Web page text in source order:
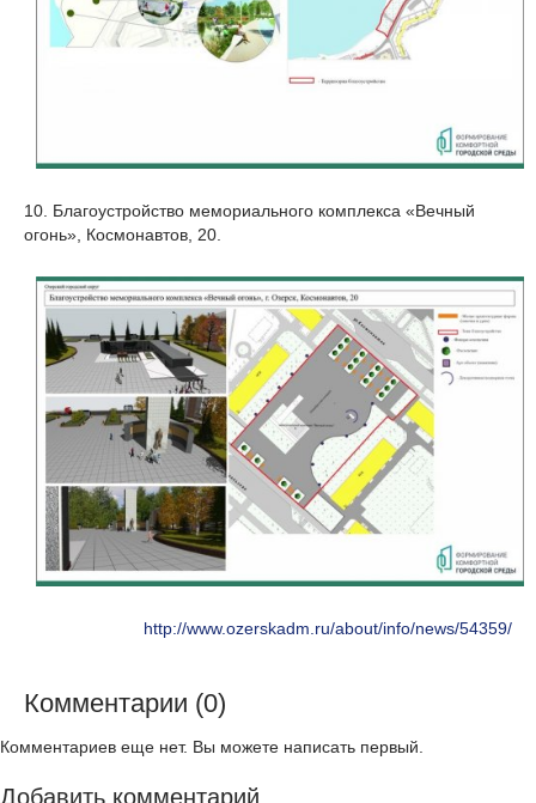
10. Благоустройство мемориального комплекса «Вечный
огонь», Космонавтов, 20.
http://www.ozerskadm.ru/about/info/news/54359/
Комментарии (0)
Комментариев еще нет. Вы можете написать первый.
Добавить комментарий